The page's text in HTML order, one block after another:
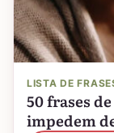
LISTA DE
50 frases
impedem